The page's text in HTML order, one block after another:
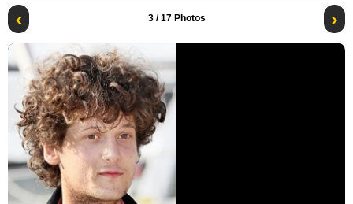
3/ 17 Photos